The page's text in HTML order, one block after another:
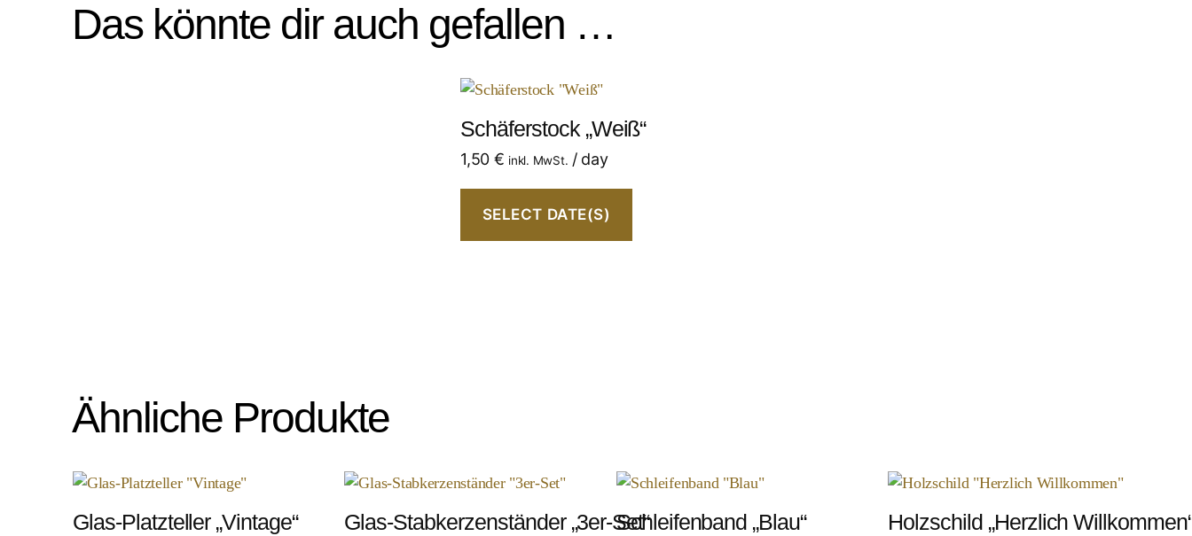
Das könnte dir auch gefallen …
Schäferstock „Weiß“
1,50 € inkl. MwSt. / day
SELECT DATE(S)
Ähnliche Produkte
Glas-Platzteller „Vintage“ Glas-Stabkerzenständer „3er-Set“Schleifenband „Blau“ Holzschild „Herzlich